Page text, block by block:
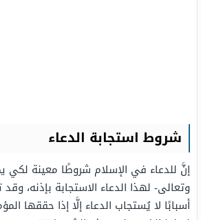
شروط استجابة الدعاء
إنَّ للدعاء في الإسلام شروطًا معينة لكي
وتعالى- لهذا الدعاء الاستجابة بإذنه،
أسبابًا لا يُستجاب الدعاء إلَّا إذا حققها